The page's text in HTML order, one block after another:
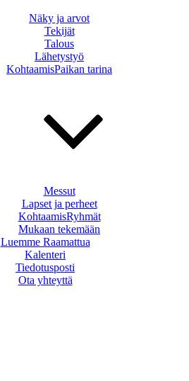
Näky ja arvot
Tekijät
Talous
Lähetystyö
KohtaamisPaikan tarina
Messut
Lapset ja perheet
KohtaamisRyhmät
Mukaan tekemään
Luemme Raamattua
Kalenteri
Tiedotusposti
Ota yhteyttä